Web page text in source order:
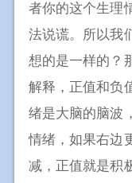
者你的这个生理
法说谎。所以我
想的是一样的？
解释，正值和负
绪是大脑的脑波
情绪，如果右边
减，正值就是积